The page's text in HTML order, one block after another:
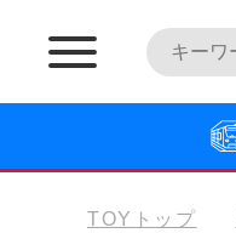
TOYトップ